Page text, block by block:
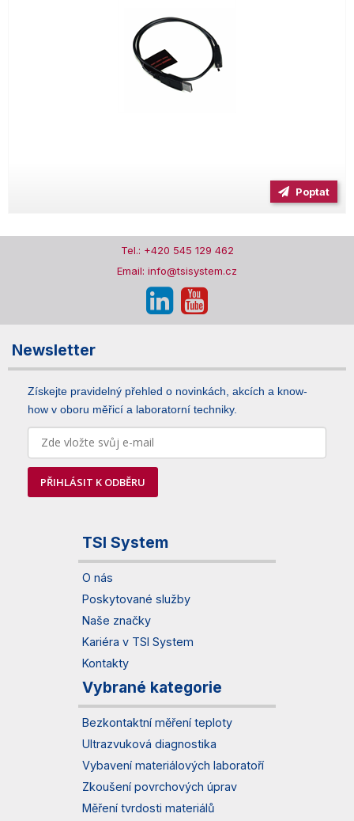
Poptat
Tel.: +420 545 129 462
Email: info@tsisystem.cz
Newsletter
Získejte pravidelný přehled o novinkách, akcích a know-
how v oboru měřicí a laboratorní techniky.
PŘIHLÁSIT K ODBĚRU
TSI System
O nás
Poskytované služby
Naše značky
Kariéra v TSI System
Kontakty
Vybrané kategorie
Bezkontaktní měření teploty
Ultrazvuková diagnostika
Vybavení materiálových laboratoří
Zkoušení povrchových úprav
Měření tvrdosti materiálů